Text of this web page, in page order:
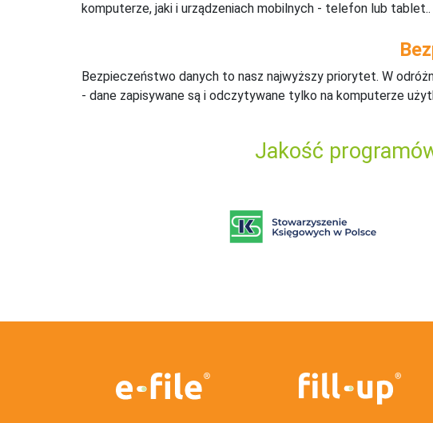
komputerze, jaki i urządzeniach mobilnych - telefon lub tablet..
Bezpieczeństwo danych to nasz najwyższy priorytet. W
- dane zapisywane są i odczytywane tylko na komputerze
Jakość